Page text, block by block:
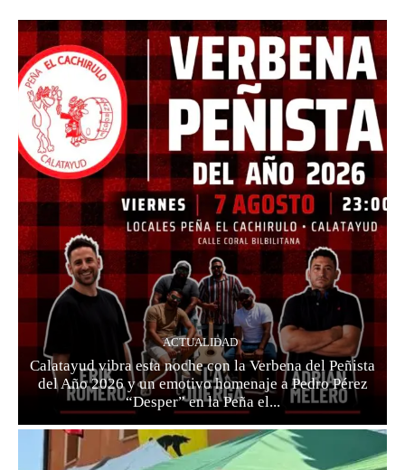
ACTUALIDAD
Calatayud vibra esta noche con la Verbena del Peñista
del Año 2026 y un emotivo homenaje a Pedro Pérez
“Desper” en la Peña el...